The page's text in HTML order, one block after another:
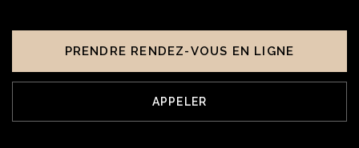
PRENDRE RENDEZ-VOUS EN LIGNE
APPELER